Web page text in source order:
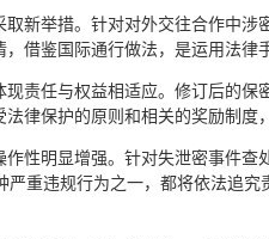
取新举措。针对对外交往合作中
，借鉴国际通行做法，是运用法律
现责任与权益相适应。修订后的
律保护的原则和相关的奖励制度
性明显增强。针对失泄密事件查
严重违规行为之一，都将依法追